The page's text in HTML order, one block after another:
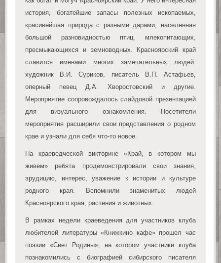
история, богатейшие запасы полезных ископаемых,
красивейшая природа с разными дарами, населенная
большой разновидностью птиц, млекопитающих,
пресмыкающихся и земноводных. Красноярский край
славится именами многих замечательных людей:
художник В.И. Суриков, писатель В.П. Астафьев,
оперный певец Д.А. Хворостовский и другие.
Мероприятие сопровождалось слайдовой презентацией
для визуального ознакомления. Посетители
мероприятия расширили свои представления о родном
крае и узнали для себя что-то новое.
На краеведческой викторине «Край, в котором мы
живем» ребята продемонстрировали свои знания,
эрудицию, интерес, уважение к истории и культуре
родного края. Вспомнили знаменитых людей
Красноярского края, растения и животных.
В рамках недели краеведения для участников клуба
любителей литературы «Книжкино кафе» прошел час
поэзии «Свет Родины», на котором участники клуба
познакомились с биографией сибирского писателя